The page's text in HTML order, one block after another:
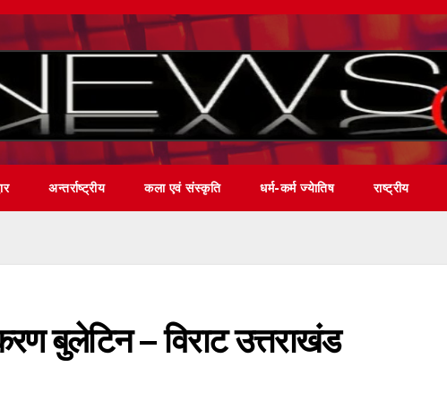
अन्तर्राष्ट्रीय कला एवं संस्कृति धर्म-कर्म ज्येातिष राष्ट्रीय
बुलेटिन – विराट उत्तराखंड